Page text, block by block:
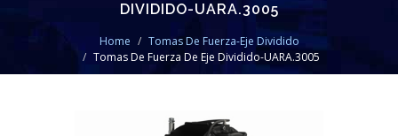
DIVIDIDO-UARA.3005
Home
Tomas De Fuerza-Eje Dividido
Tomas De Fuerza De Eje Dividido-UARA.3005